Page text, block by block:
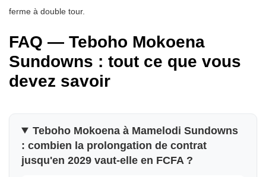
ferme à double tour.
FAQ — Teboho Mokoena
Sundowns : tout ce que vous
devez savoir
Teboho Mokoena à Mamelodi Sundowns
: combien la prolongation de contrat
jusqu'en 2029 vaut-elle en FCFA ?